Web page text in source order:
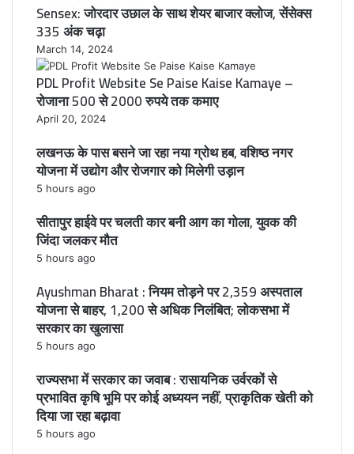
Sensex: जोरदार उछाल के साथ शेयर बाजार क्लोज, सेंसेक्स
335 अंक चढ़ा
March 14, 2024
PDL Profit Website Se Paise Kaise Kamaye –
रोजाना 500 से 2000 रुपये तक कमाए
April 20, 2024
लखनऊ के पास बसने जा रहा नया ग्रोथ हब, वशिष्ठ नगर
योजना में उद्योग और रोजगार को मिलेगी उड़ान
5 hours ago
सीतापुर हाईवे पर चलती कार बनी आग का गोला, युवक की
जिंदा जलकर मौत
5 hours ago
Ayushman Bharat : नियम तोड़ने पर 2,359 अस्पताल
योजना से बाहर, 1,200 से अधिक निलंबित; लोकसभा में
सरकार का खुलासा
5 hours ago
राज्यसभा में सरकार का जवाब : रासायनिक उर्वरकों से
प्रभावित कृषि भूमि पर कोई अध्ययन नहीं, प्राकृतिक खेती को
दिया जा रहा बढ़ावा
5 hours ago